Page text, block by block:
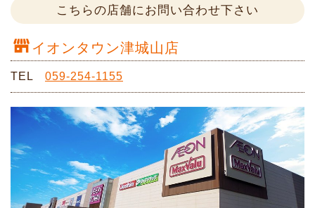
こちらの店舗にお問い合わせ下さい
イオンタウン津城山店
TEL 059-254-1155